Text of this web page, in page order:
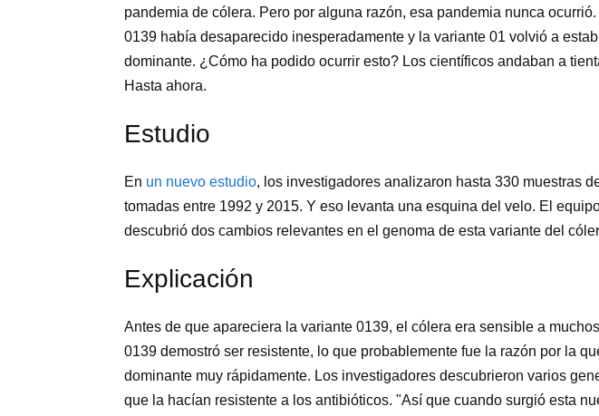
pandemia de cólera. Pero por alguna razón, esa pandemia nunca
0139 había desaparecido inesperadamente y la variante 01 volvió a
dominante. ¿Cómo ha podido ocurrir esto? Los científicos andaban a
Hasta ahora.
Estudio
En un nuevo estudio, los investigadores analizaron hasta 330 muestras
tomadas entre 1992 y 2015. Y eso levanta una esquina del velo. El
descubrió dos cambios relevantes en el genoma de esta variante del
Explicación
Antes de que apareciera la variante 0139, el cólera era sensible a
0139 demostró ser resistente, lo que probablemente fue la razón por la
dominante muy rápidamente. Los investigadores descubrieron varios
que la hacían resistente a los antibióticos. "Así que cuando surgió esta